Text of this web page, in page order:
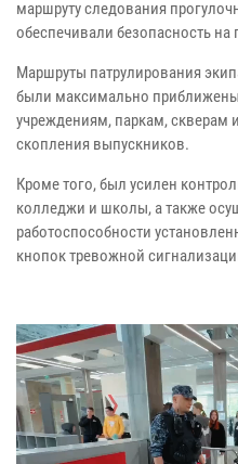
маршруту следования
обеспечивали безопасность на
Маршруты патрулирования
были максимально
учреждениям, паркам, скверам
скопления выпускников.
Кроме того, был усилен
колледжи и школы, а также
работоспособности
кнопок тревожной